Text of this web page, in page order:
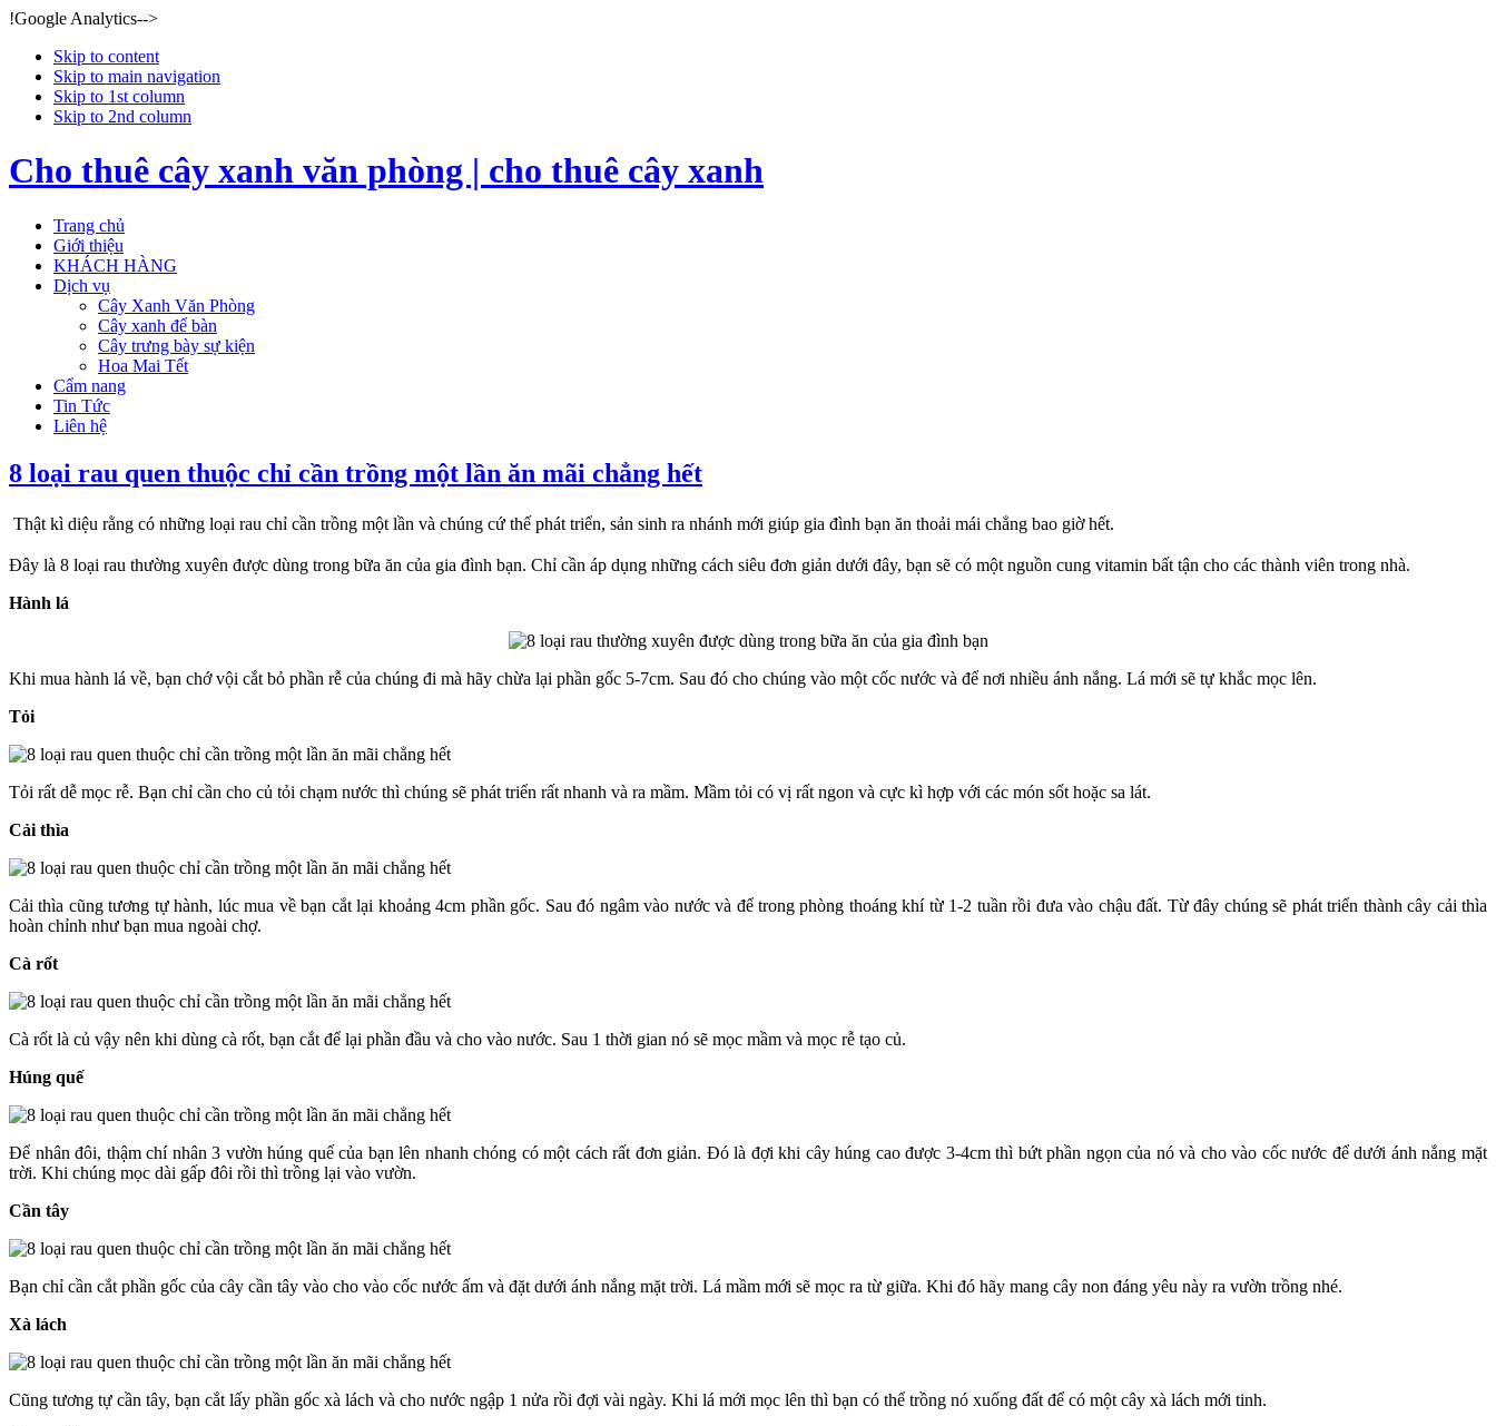
!Google Analytics-->
Skip to content
Skip to main navigation
Skip to 1st column
Skip to 2nd column
Cho thuê cây xanh văn phòng | cho thuê cây xanh
Trang chủ
Giới thiệu
KHÁCH HÀNG
Dịch vụ
Cây Xanh Văn Phòng
Cây xanh để bàn
Cây trưng bày sự kiện
Hoa Mai Tết
Cẩm nang
Tin Tức
Liên hệ
8 loại rau quen thuộc chỉ cần trồng một lần ăn mãi chẳng hết
Thật kì diệu rằng có những loại rau chỉ cần trồng một lần và chúng cứ thế phát triển, sản sinh ra nhánh mới giúp gia đình bạn ăn thoải mái chẳng bao giờ hết.
Đây là 8 loại rau thường xuyên được dùng trong bữa ăn của gia đình bạn. Chỉ cần áp dụng những cách siêu đơn giản dưới đây, bạn sẽ có một nguồn cung vitamin bất tận cho các thành viên trong nhà.
Hành lá
Khi mua hành lá về, bạn chớ vội cắt bỏ phần rễ của chúng đi mà hãy chừa lại phần gốc 5-7cm. Sau đó cho chúng vào một cốc nước và để nơi nhiều ánh nắng. Lá mới sẽ tự khắc mọc lên.
Tỏi
Tỏi rất dễ mọc rễ. Bạn chỉ cần cho củ tỏi chạm nước thì chúng sẽ phát triển rất nhanh và ra mầm. Mầm tỏi có vị rất ngon và cực kì hợp với các món sốt hoặc sa lát.
Cải thìa
Cải thìa cũng tương tự hành, lúc mua về bạn cắt lại khoảng 4cm phần gốc. Sau đó ngâm vào nước và để trong phòng thoáng khí từ 1-2 tuần rồi đưa vào chậu đất. Từ đây chúng sẽ phát triển thành cây cải thìa
hoàn chỉnh như bạn mua ngoài chợ.
Cà rốt
Cà rốt là củ vậy nên khi dùng cà rốt, bạn cắt để lại phần đầu và cho vào nước. Sau 1 thời gian nó sẽ mọc mầm và mọc rễ tạo củ.
Húng quế
Để nhân đôi, thậm chí nhân 3 vườn húng quế của bạn lên nhanh chóng có một cách rất đơn giản. Đó là đợi khi cây húng cao được 3-4cm thì bứt phần ngọn của nó và cho vào cốc nước để dưới ánh nắng mặt
trời. Khi chúng mọc dài gấp đôi rồi thì trồng lại vào vườn.
Cần tây
Bạn chỉ cần cắt phần gốc của cây cần tây vào cho vào cốc nước ấm và đặt dưới ánh nắng mặt trời. Lá mầm mới sẽ mọc ra từ giữa. Khi đó hãy mang cây non đáng yêu này ra vườn trồng nhé.
Xà lách
Cũng tương tự cần tây, bạn cắt lấy phần gốc xà lách và cho nước ngập 1 nửa rồi đợi vài ngày. Khi lá mới mọc lên thì bạn có thể trồng nó xuống đất để có một cây xà lách mới tinh.